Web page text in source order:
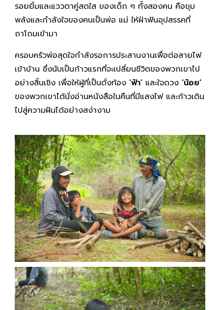
รอยยิ้มและแววตาคู่สดใส ของเด็ก ๆ ทั้งสองคน คือขุม
พลังและกำลังใจของคนเป็นพ่อ แม่ ให้ฝ่าฟันอุปสรรคที่
ถาโถมเข้ามา
ครอบครัวพ่อสุดใจกำลังรอการประสานงานเพื่อต่อสายไฟ
เข้าบ้าน ซึ่งนับเป็นก้าวแรกที่จะเปลี่ยนชีวิตของพวกเขาไป
อย่างสิ้นเชิง เพื่อให้ผู้ที่เป็นดั่งท้อง ‘ฟ้า’ และใจดวง ‘น้อย’
ของพวกเขาได้นั่งอ่านหนังสือในคืนที่มีแสงไฟ และก้าวเดิน
ไปสู่ความฝันได้อย่างสง่างาม